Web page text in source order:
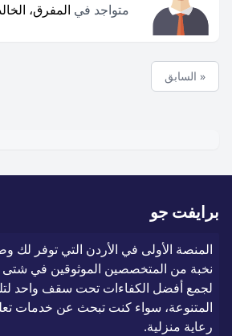
متواجد في المفرق،
« السابق
برايفت جو
المنصة الأولى في الأردن التي توفر لك
نخبة من المتخصصين الموثوقين في شتى
لجمع أفضل الكفاءات تحت سقف واحد
المتنوعة، سواء كنت تبحث عن خدمات
رعاية منزلية.